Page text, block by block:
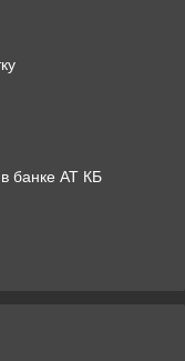
банке АТ КБ